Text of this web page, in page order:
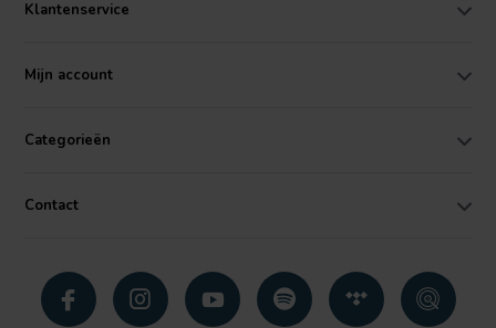
Klantenservice
Mijn account
Categorieën
Contact